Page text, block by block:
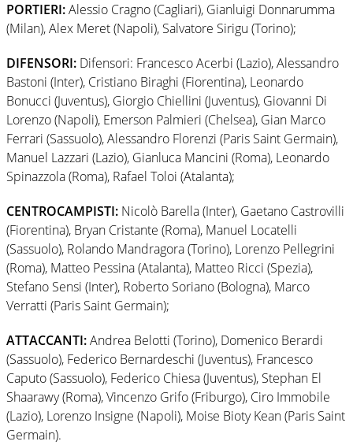
PORTIERI:Alessio Cragno (Cagliari), Gianluigi Donnarumma
(Milan), Alex Meret (Napoli), Salvatore Sirigu (Torino);
DIFENSORI: Difensori: Francesco Acerbi (Lazio), Alessandro
Bastoni (Inter), Cristiano Biraghi (Fiorentina), Leonardo
Bonucci (Juventus), Giorgio Chiellini (Juventus), Giovanni Di
Lorenzo (Napoli), Emerson Palmieri (Chelsea), Gian Marco
Ferrari (Sassuolo), Alessandro Florenzi (Paris Saint Germain),
Manuel Lazzari (Lazio), Gianluca Mancini (Roma), Leonardo
Spinazzola (Roma), Rafael Toloi (Atalanta);
CENTROCAMPISTI: Nicolò Barella (Inter), Gaetano Castrovilli
(Fiorentina), Bryan Cristante (Roma), Manuel Locatelli
(Sassuolo), Rolando Mandragora (Torino), Lorenzo Pellegrini
(Roma), Matteo Pessina (Atalanta), Matteo Ricci (Spezia),
Stefano Sensi (Inter), Roberto Soriano (Bologna), Marco
Verratti (Paris Saint Germain);
ATTACCANTI:Andrea Belotti (Torino), Domenico Berardi
(Sassuolo), Federico Bernardeschi (Juventus), Francesco
Caputo (Sassuolo), Federico Chiesa (Juventus), Stephan El
Shaarawy (Roma), Vincenzo Grifo (Friburgo), Ciro Immobile
(Lazio), Lorenzo Insigne (Napoli), Moise Bioty Kean (Paris Saint
Germain).